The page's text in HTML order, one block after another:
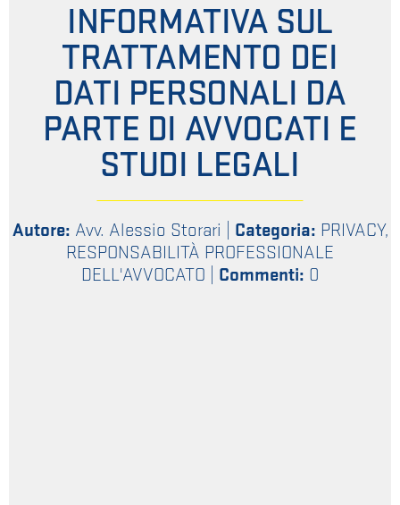
INFORMATIVA SUL
TRATTAMENTO DEI
DATI PERSONALI DA
PARTE DI AVVOCATI E
STUDI LEGALI
Autore: Avv. Alessio Storari Categoria: PRIVACY,
RESPONSABILITÀ PROFESSIONALE
DELL'AVVOCATO
Commenti: 0